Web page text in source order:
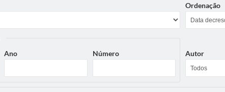
Ordenação
Ano Número Autor